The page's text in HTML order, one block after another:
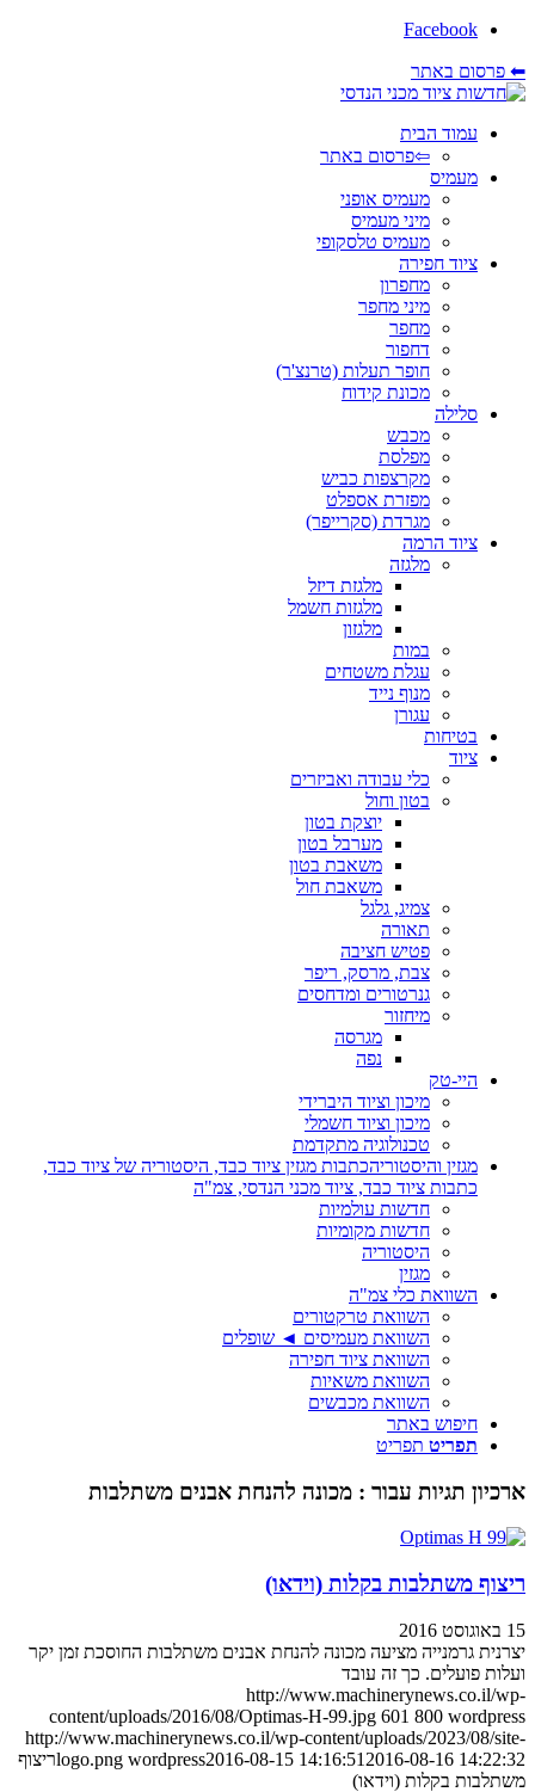
Facebook
⬅ פרסום באתר
עמוד הבית
⇦פרסום באתר
מעמיס
מעמיס אופני
מיני מעמיס
מעמיס טלסקופי
ציוד חפירה
מחפרון
מיני מחפר
מחפר
דחפור
חופר תעלות (טרנצ'ר)
מכונת קידוח
סלילה
מכבש
מפלסת
מקרצפות כביש
מפזרת אספלט
מגרדת (סקרייפר)
ציוד הרמה
מלגזה
מלגזת דיזל
מלגזות חשמל
מלגזון
במות
עגלת משטחים
מנוף נייד
עגורן
בטיחות
ציוד
כלי עבודה ואביזרים
בטון וחול
יוצקת בטון
מערבל בטון
משאבת בטון
משאבת חול
צמיג, גלגל
תאורה
פטיש חציבה
צבת, מרסק, ריפר
גנרטורים ומדחסים
מיחזור
מגרסה
נפה
היי-טק
מיכון וציוד היברידי
מיכון וציוד חשמלי
טכנולוגיה מתקדמת
מגזין והיסטוריהכתבות מגזין ציוד כבד, היסטוריה של ציוד כבד,
כתבות ציוד כבד, ציוד מכני הנדסי, צמ"ה
חדשות עולמיות
חדשות מקומיות
היסטוריה
מגזין
השוואת כלי צמ"ה
השוואת טרקטורים
השוואת מעמיסים ◄ שופלים
השוואת ציוד חפירה
השוואת משאיות
השוואת מכבשים
חיפוש באתר
תפריט תפריט
ארכיון תגיות עבור : מכונה להנחת אבנים משתלבות
ריצוף משתלבות בקלות (וידאו)
15 באוגוסט 2016
יצרנית גרמנייה מציעה מכונה להנחת אבנים משתלבות החוסכת זמן יקר
ועלות פועלים. כך זה עובד
http://www.machinerynews.co.il/wp-
content/uploads/2016/08/Optimas-H-99.jpg 601 800 wordpress
http://www.machinerynews.co.il/wp-content/uploads/2023/08/site-
logo.png wordpress2016-08-15 14:16:51 2016-08-16 14:22:32
ריצוף
משתלבות בקלות (וידאו)